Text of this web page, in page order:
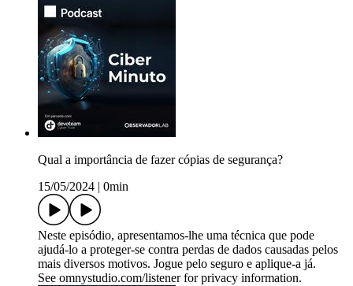
Qual a importância de fazer cópias de segurança?
15/05/2024
0min
Neste episódio, apresentamos-lhe uma técnica que pode
ajudá-lo a proteger-se contra perdas de dados causadas pelos
mais diversos motivos. Jogue pelo seguro e aplique-a já.
See omnystudio.com/listener for privacy information.